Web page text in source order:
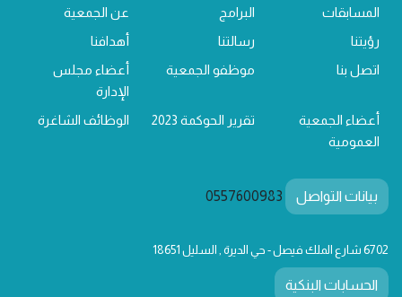
المسابقات
البرامج
عن الجمعية
رؤيتنا
رسالتنا
أهدافنا
اتصل بنا
موظفو الجمعية
أعضاء مجلس
الإدارة
أعضاء الجمعية
العمومية
تقرير الحوكمة 2023 الوظائف الشاغرة
بيانات التواصل 0557600983
6702 شارع الملك فيصل - حي الديرة , السليل 18651
الحسابات البنكية